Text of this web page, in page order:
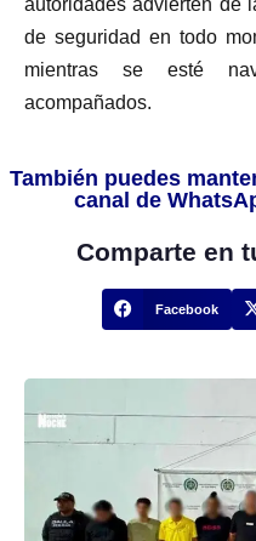
de seguridad en todo
mientras se esté
acompañados.
También puedes
canal de
Comparte en
Facebook